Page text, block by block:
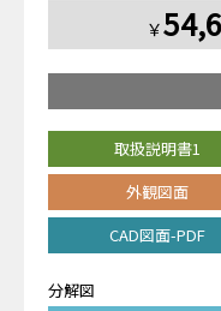
￥
取扱説明書1
外観図面
CAD図面-PDF
分解図